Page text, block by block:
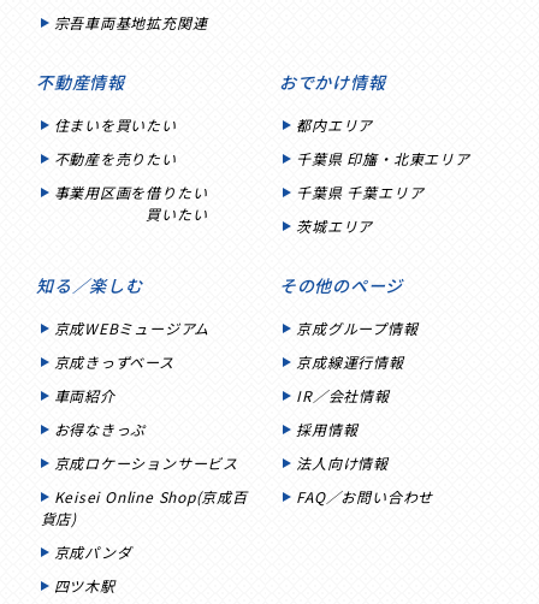
宗吾車両基地拡充関連
不動産情報
住まいを買いたい
不動産を売りたい
事業用区画を借りたい
買いたい
おでかけ情報
都内エリア
千葉県 印旛・北東エリア
千葉県 千葉エリア
茨城エリア
知る／楽しむ
京成WEBミュージアム
京成きっずベース
車両紹介
お得なきっぷ
京成ロケーションサービス
Keisei Online Shop(京成百
貨店)
京成パンダ
四ツ木駅
その他のページ
京成グループ情報
京成線運行情報
IR／会社情報
採用情報
法人向け情報
FAQ／お問い合わせ